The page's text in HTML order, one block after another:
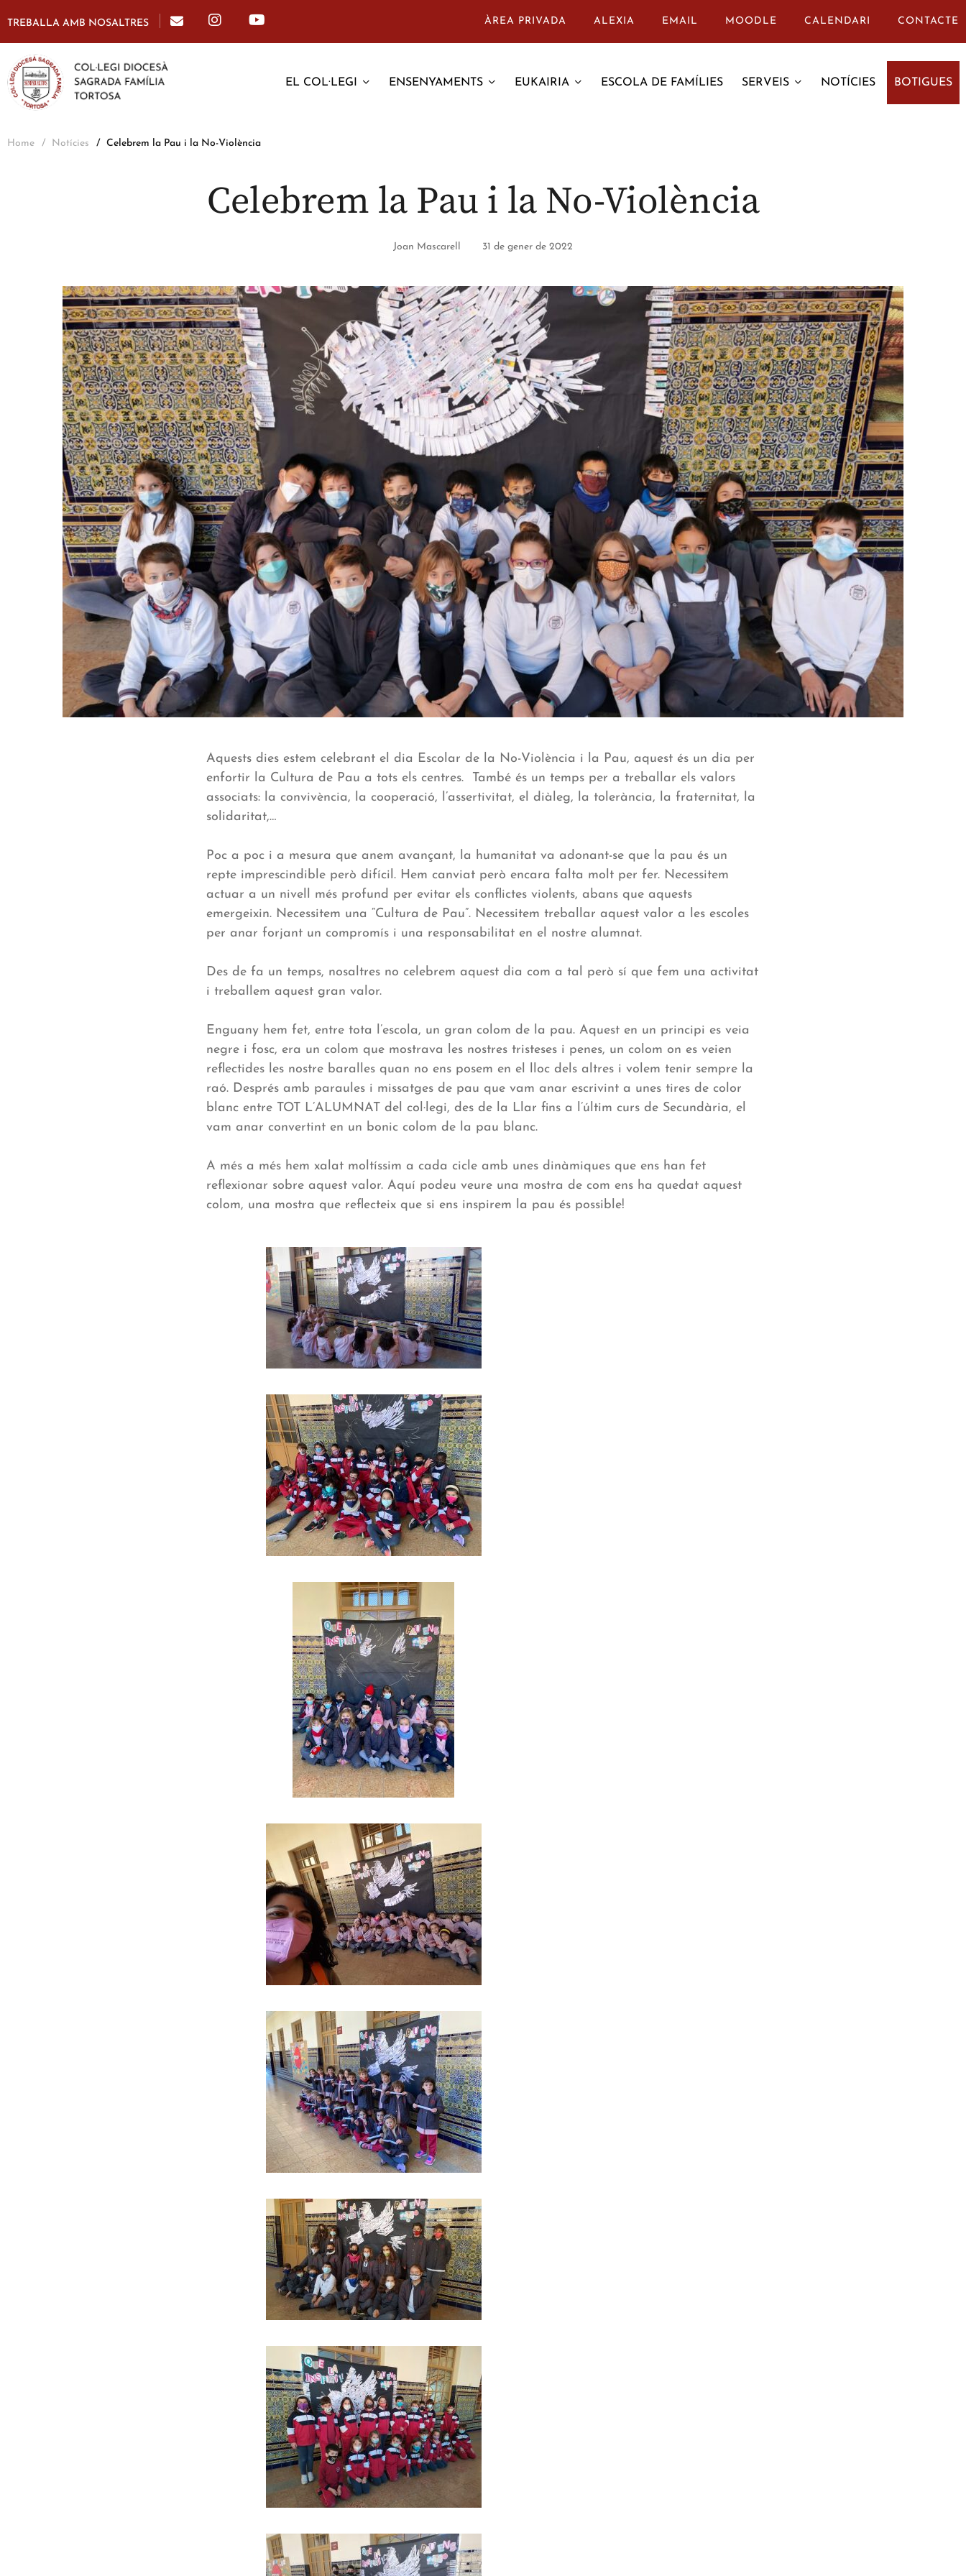
TREBALLA AMB NOSALTRES ÀREA PRIVADA ALEXIA EMAIL MOODLE CALENDARI CONTACTE
EL COL·LEGI ENSENYAMENTS EUKAIRIA ESCOLA DE FAMÍLIES SERVEIS NOTÍCIES BOTIGUES
Home Notícies Celebrem la Pau i la No-Violència
Celebrem la Pau i la No-Violència
Joan Mascarell 31 de gener de 2022
Aquests dies estem celebrant el dia Escolar de la No-Violència i la Pau, aquest és un dia per
enfortir la Cultura de Pau a tots els centres. També és un temps per a treballar els valors
associats: la convivència, la cooperació, l’assertivitat, el diàleg, la tolerància, la fraternitat, la
solidaritat,…
Poc a poc i a mesura que anem avançant, la humanitat va adonant-se que la pau és un
repte imprescindible però difícil. Hem canviat però encara falta molt per fer. Necessitem
actuar a un nivell més profund per evitar els conflictes violents, abans que aquests
emergeixin. Necessitem una “Cultura de Pau”. Necessitem treballar aquest valor a les escoles
per anar forjant un compromís i una responsabilitat en el nostre alumnat.
Des de fa un temps, nosaltres no celebrem aquest dia com a tal però sí que fem una activitat
i treballem aquest gran valor.
Enguany hem fet, entre tota l’escola, un gran colom de la pau. Aquest en un principi es veia
negre i fosc, era un colom que mostrava les nostres tristeses i penes, un colom on es veien
reflectides les nostre baralles quan no ens posem en el lloc dels altres i volem tenir sempre la
raó. Després amb paraules i missatges de pau que vam anar escrivint a unes tires de color
blanc entre TOT L’ALUMNAT del col·legi, des de la Llar fins a l’últim curs de Secundària, el
vam anar convertint en un bonic colom de la pau blanc.
A més a més hem xalat moltíssim a cada cicle amb unes dinàmiques que ens han fet
reflexionar sobre aquest valor. Aquí podeu veure una mostra de com ens ha quedat aquest
colom, una mostra que reflecteix que si ens inspirem la pau és possible!